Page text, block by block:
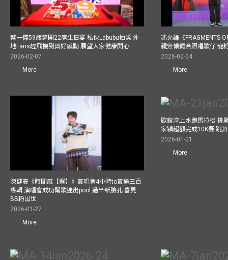
蔡一傑59歲筵開22席生日宴 私伙Labubu抽獎 外
地Fans趕飛機到賀好感動 願望大家健康開心
2026-02-07
More
馮允謙《FRAGMENTS
親簽傾偈合照唱歌仔 寵
2026-02-04
More
陳健安《時間感【遲】》簽唱會4小時to簽逾三百
專輯 演唱會成功幫歌迷出pool 過半新臉孔 喜見
BB粉出世
2026-01-27
More
歐鎧淳上水跑馬拉松 挑
家穎超額完成10K賽 跳
2026-01-21
More